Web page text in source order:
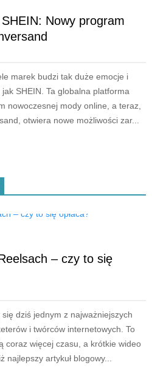
Nowy program
marek budzi tak duże emocje i
SHEIN. Ta globalna platforma
nowoczesnej mody online, a teraz,
otwiera nowe możliwości zar...
– czy to się
dziś jednym z najważniejszych
i twórców internetowych. To
coraz więcej czasu, a krótkie wideo
artykuł blogowy...